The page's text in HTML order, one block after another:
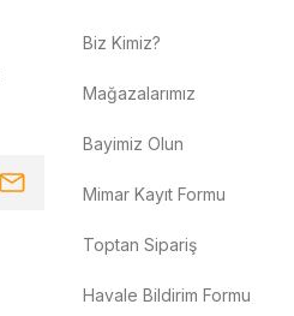
Biz Kimiz?
Mağazalarımız
Bayimiz Olun
Mimar Kayıt Formu
Toptan Sipariş
Havale Bildirim Formu